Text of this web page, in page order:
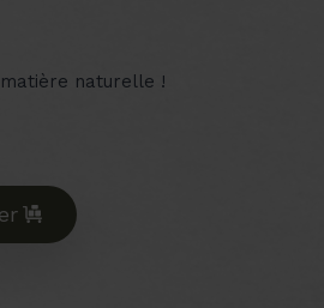
naturelle !